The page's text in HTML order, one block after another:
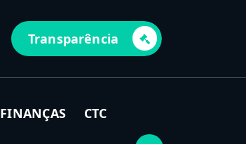
Transparência
FINANÇAS CTC